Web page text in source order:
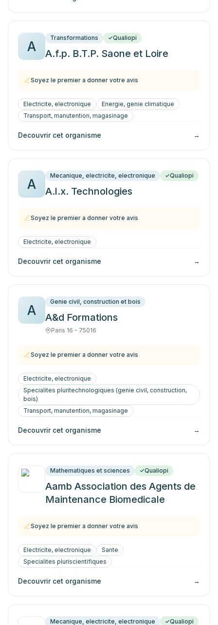
A
Transformations Qualiopi
A.f.p. B.T.P. Saone et Loire
Soyez le premier a donner votre avis
Electricite, electronique
Energie, genie climatique
Transport, manutention, magasinage
Decouvrir cet organisme →
A
Mecanique, electricite, electronique Qualiopi
A.l.x. Technologies
Soyez le premier a donner votre avis
Electricite, electronique
Decouvrir cet organisme →
A
Genie civil, construction et bois
A&d Formations
Paris 16 - 75016
Soyez le premier a donner votre avis
Electricite, electronique
Specialites pluritechnologiques (genie civil, construction,
bois)
Transport, manutention, magasinage
Decouvrir cet organisme →
Mathematiques et sciences Qualiopi
Aamb Association des Agents de
Maintenance Biomedicale
Soyez le premier a donner votre avis
Electricite, electronique
Sante
Specialites pluriscientifiques
Decouvrir cet organisme →
Mecanique, electricite, electronique Qualiopi